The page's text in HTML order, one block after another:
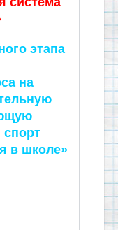
этапа
на
спорт
в школе»